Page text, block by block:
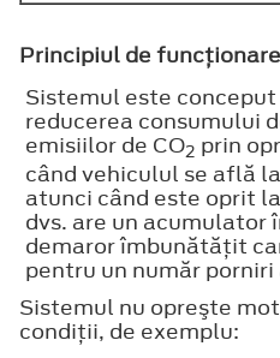
Principiul de funcţionare
Sistemul este
reducerea consumului
emisiilor de CO2 prin
când vehiculul se află
atunci când este oprit
dvs. are un acumulator
demaror îmbunătăţit
pentru un număr
Sistemul nu opreşte
condiţii, de exemplu: